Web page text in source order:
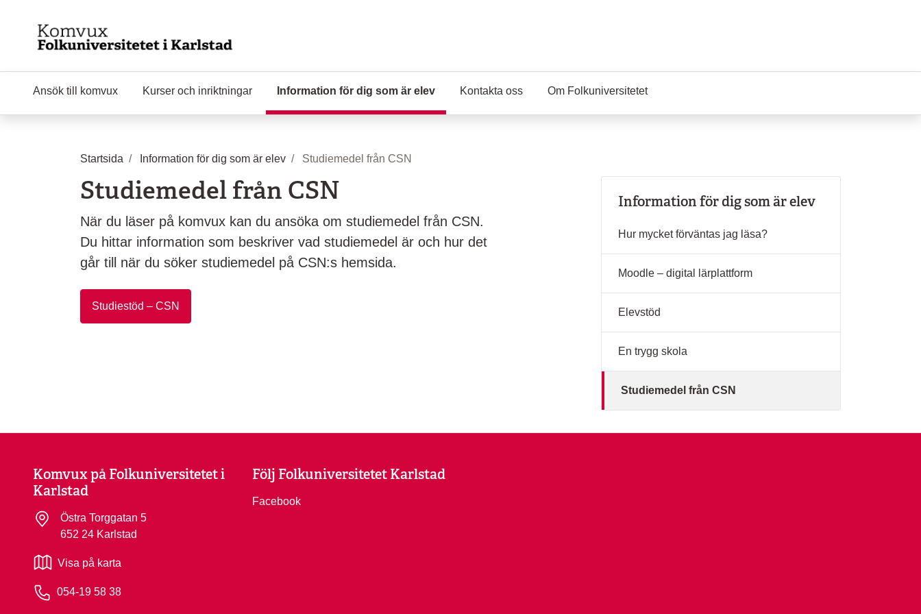
Ansök till komvux Kurser och inriktningar Information för dig som är elev (Aktuell sida)
Kontakta oss Om Folkuniversitetet
Startsida Information för dig som är elev Studiemedel från CSN
Studiemedel från CSN
När du läser på komvux kan du ansöka om studiemedel från CSN.
Du hittar information som beskriver vad studiemedel är och hur det
går till när du söker studiemedel på CSN:s hemsida.
Studiestöd – CSN
Information för dig som är elev
Hur mycket förväntas jag läsa?
Moodle – digital lärplattform
Elevstöd
En trygg skola
Studiemedel från CSN
Komvux på Folkuniversitetet i
Karlstad
Östra Torggatan 5
652 24 Karlstad
Visa på karta
054-19 58 38
Följ Folkuniversitetet Karlstad
Facebook